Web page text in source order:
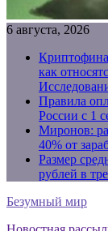
6 августа, 2026
как
Правила
России с 1
Миронов:
40% от
Размер
рублей в
Безумный мир